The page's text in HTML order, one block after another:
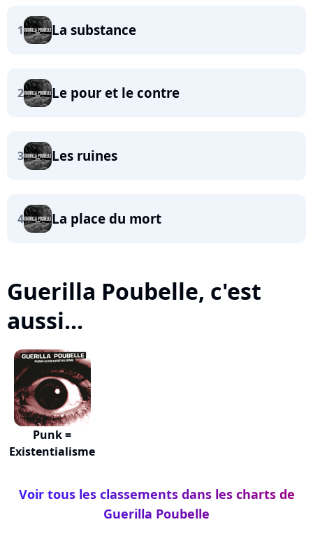
1 La substance
2 Le pour et le contre
3 Les ruines
4 La place du mort
Guerilla Poubelle, c'est
aussi...
Punk =
Existentialisme
Voir tous les classements dans les charts de
Guerilla Poubelle